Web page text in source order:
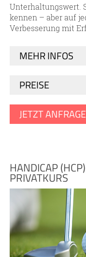
Unterhaltungswert.
kennen – aber auf
Verbesserung mit
MEHR INFOS
PREISE
JETZT
HANDICAP
PRIVATKURS